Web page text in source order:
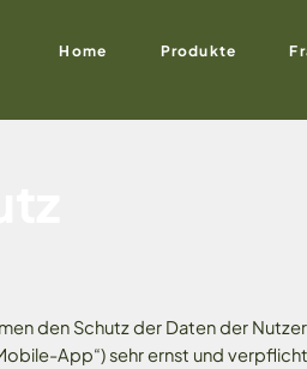
Home Produkte
den Schutz der Daten der
App“) sehr ernst und